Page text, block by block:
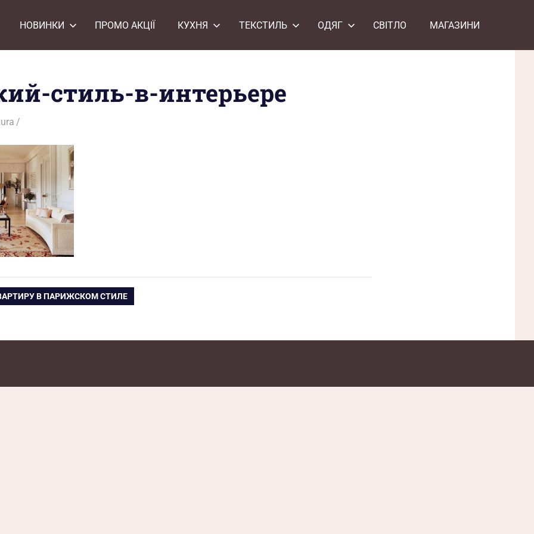
НОВИНКИ ПРОМО АКЦІЇ КУХНЯ ТЕКСТИЛЬ ОДЯГ СВІТЛО МАГАЗИНИ
стиль-в-интерьере
В ПАРИЖСКОМ СТИЛЕ